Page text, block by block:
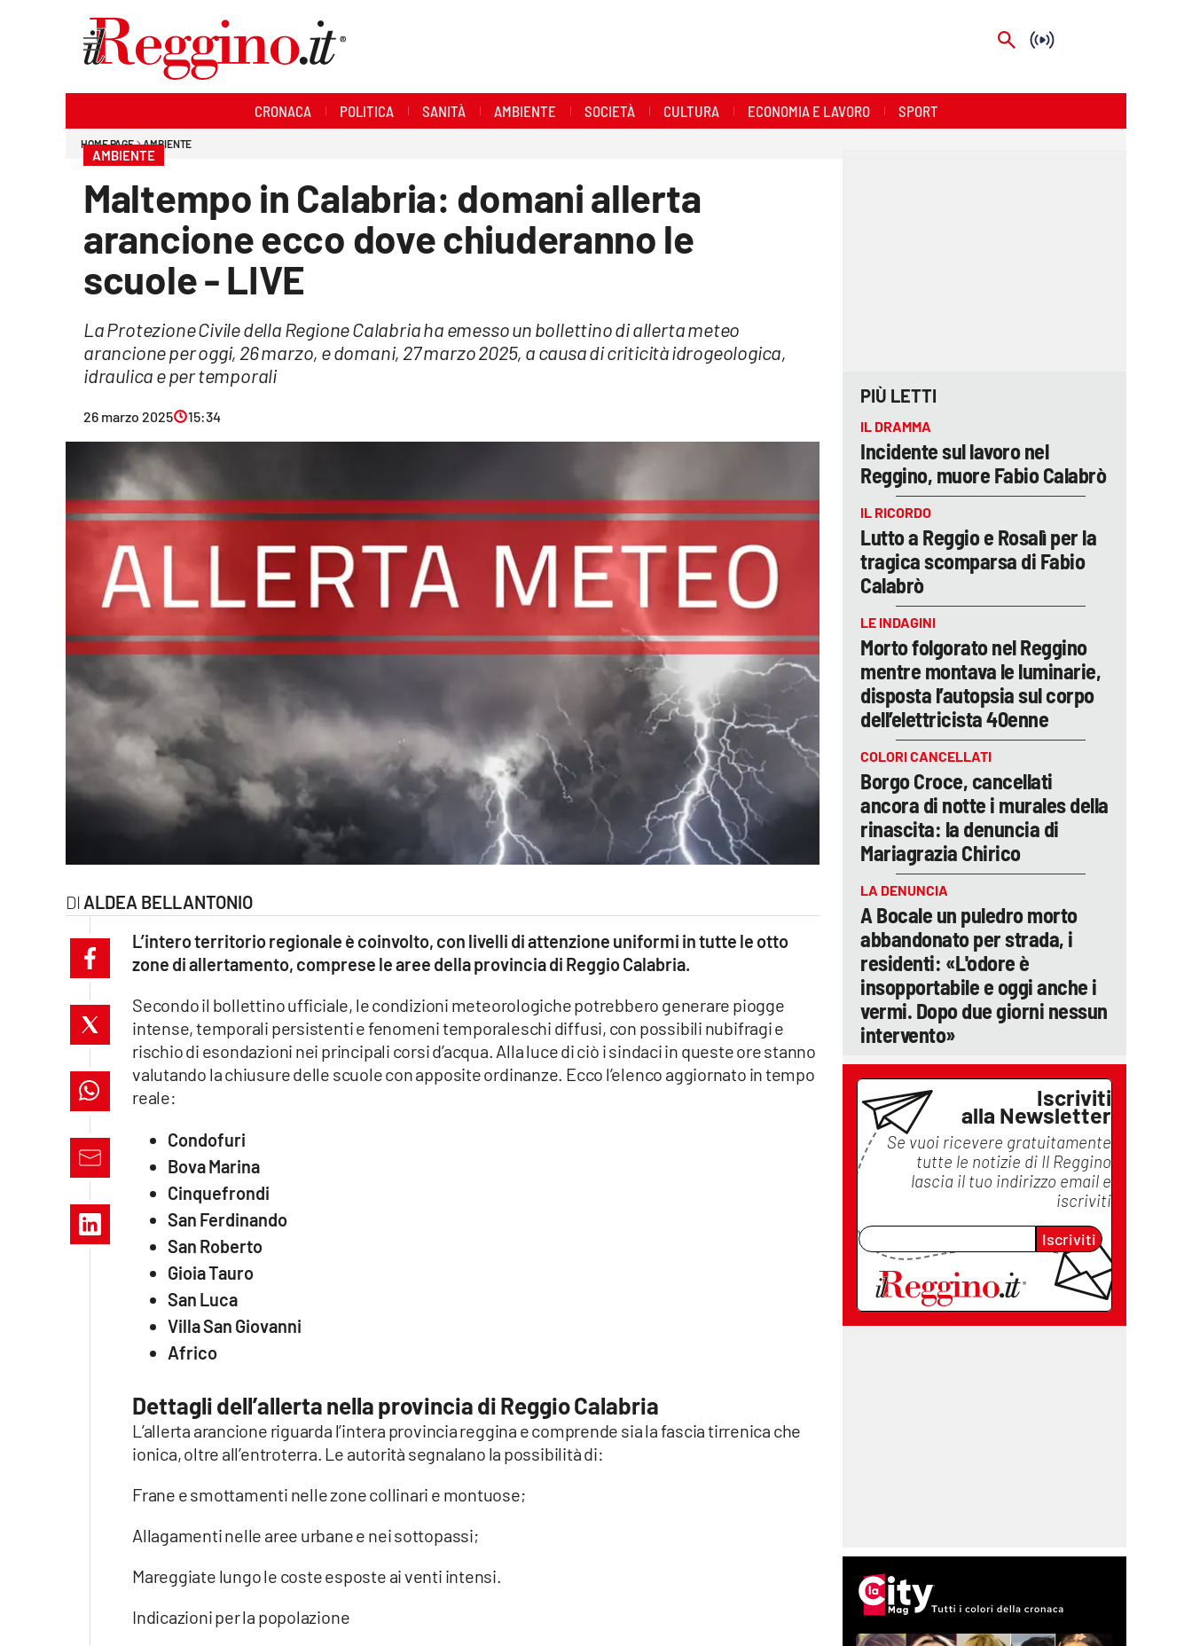
Economia e lavoro
Streaming
catanzarochannel.it
lacapitalenews.it
Vai
CRONACA POLITICA SANITÀ AMBIENTE SOCIETÀ CULTURA ECONOMIA E LAVORO SPORT
HOME PAGE AMBIENTE
AMBIENTE
Maltempo in Calabria: domani allerta
arancione ecco dove chiuderanno le
scuole - LIVE
La Protezione Civile della Regione Calabria ha emesso un bollettino di allerta meteo
arancione per oggi, 26 marzo, e domani, 27 marzo 2025, a causa di criticità idrogeologica,
idraulica e per temporali
26 marzo 2025 15:34
ALDEA BELLANTONIO
L’intero territorio regionale è coinvolto, con livelli di attenzione uniformi in tutte le otto
zone di allertamento, comprese le aree della provincia di Reggio Calabria.
Secondo il bollettino ufficiale, le condizioni meteorologiche potrebbero generare piogge
intense, temporali persistenti e fenomeni temporaleschi diffusi, con possibili nubifragi e
rischio di esondazioni nei principali corsi d’acqua. Alla luce di ciò i sindaci in queste ore stanno
valutando la chiusure delle scuole con apposite ordinanze. Ecco l’elenco aggiornato in tempo
reale:
Condofuri
Bova Marina
Cinquefrondi
San Ferdinando
San Roberto
Gioia Tauro
San Luca
Villa San Giovanni
Africo
Dettagli dell’allerta nella provincia di Reggio Calabria
L’allerta arancione riguarda l’intera provincia reggina e comprende sia la fascia tirrenica che
ionica, oltre all’entroterra. Le autorità segnalano la possibilità di:
Frane e smottamenti nelle zone collinari e montuose;
Allagamenti nelle aree urbane e nei sottopassi;
Mareggiate lungo le coste esposte ai venti intensi.
Indicazioni per la popolazione
PIÙ LETTI
IL DRAMMA
Incidente sul lavoro nel
Reggino, muore Fabio Calabrò
IL RICORDO
Lutto a Reggio e Rosalì per la
tragica scomparsa di Fabio
Calabrò
LE INDAGINI
Morto folgorato nel Reggino
mentre montava le luminarie,
disposta l’autopsia sul corpo
dell’elettricista 40enne
COLORI CANCELLATI
Borgo Croce, cancellati
ancora di notte i murales della
rinascita: la denuncia di
Mariagrazia Chirico
LA DENUNCIA
A Bocale un puledro morto
abbandonato per strada, i
residenti: «L'odore è
insopportabile e oggi anche i
vermi. Dopo due giorni nessun
intervento»
Iscriviti
alla Newsletter
Se vuoi ricevere gratuitamente
tutte le notizie di Il Reggino
lascia il tuo indirizzo email e
iscriviti
Iscriviti